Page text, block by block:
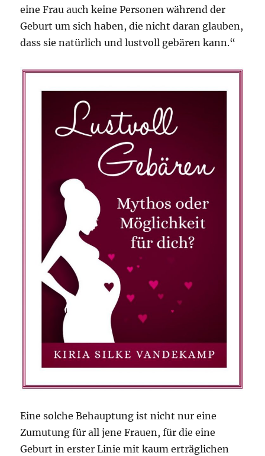
eine Frau auch keine Personen während der
Geburt um sich haben, die nicht daran glauben,
dass sie natürlich und lustvoll gebären kann.“
Eine solche Behauptung ist nicht nur eine
Zumutung für all jene Frauen, für die eine
Geburt in erster Linie mit kaum erträglichen